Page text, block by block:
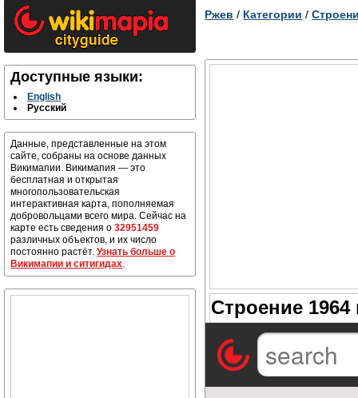
Доступные языки:
English
Русский
Данные, представленные на этом
сайте, собраны на основе данных
Викимапии. Викимапия — это
бесплатная и открытая
многопользовательская
интерактивная карта, пополняемая
добровольцами всего мира. Сейчас на
карте есть сведения о32951459
различных объектов, и их число
постоянно растёт.Узнать больше о
Викимапии и ситигидах.
Ржев / Категории /
Строение